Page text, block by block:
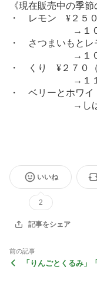
《現在販売中の季節
・ レモン ¥２５０
→１０月
・ さつまいもとレ
→１０月
・ くり ¥２７０（
→１１月
・ ベリーとホワイ
→しばらく
いいね
2
記事をシェア
前の記事
「りんごとくるみ」